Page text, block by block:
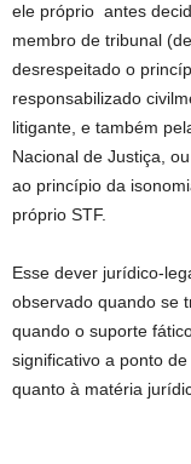
ele próprio antes
membro de tribunal
desrespeitado o
responsabilizado
litigante, e também
Nacional de Justiça,
ao princípio da
próprio STF.
Esse dever jurídico-
observado quando se
quando o suporte
significativo a ponto
quanto à matéria